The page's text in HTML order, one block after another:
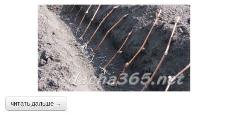
читать дальше →